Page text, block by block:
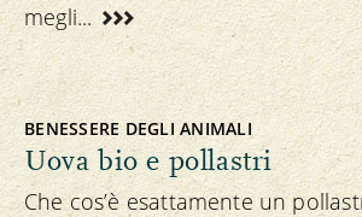
megli...
BENESSERE DEGLI ANIMALI
Uova bio e pollastri
Che cos’è esattamente un